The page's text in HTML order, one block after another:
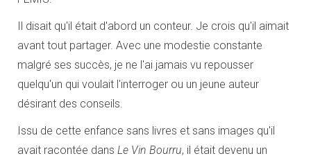
Il disait qu'il était d'abord un conteur. Je crois qu'il aimait
avant tout partager. Avec une modestie constante
malgré ses succès, je ne l'ai jamais vu repousser
quelqu'un qui voulait l'interroger ou un jeune auteur
désirant des conseils.
Issu de cette enfance sans livres et sans images qu'il
avait racontée dans Le Vin Bourru, il était devenu un